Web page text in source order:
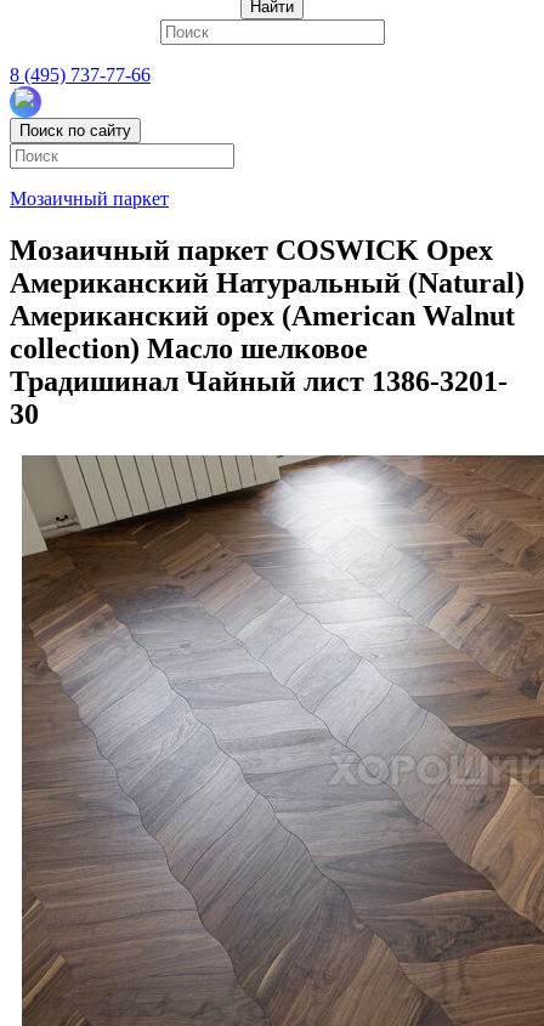
Найти
8 (495) 737-77-66
Поиск по сайту
Мозаичный паркет
Мозаичный паркет COSWICK Орех
Американский Натуральный (Natural)
Американский орех (American Walnut
collection) Масло шелковое
Традишинал Чайный лист 1386-3201-
30